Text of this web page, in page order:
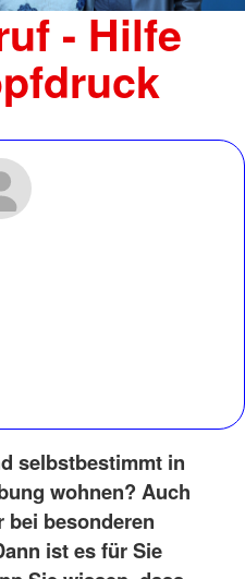
- Hilfe
selbstbestimmt in
wohnen? Auch
besonderen
ist es für Sie